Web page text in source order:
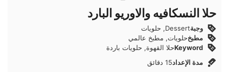
حلا النسكافيه والاوريو البارد
وجبةDessert, حلويات
مطبخحلويات, مطبخ عالمي
Keywordحلا القهوة, حلويات باردة
مدة الإعداد15دقائق
دقائق